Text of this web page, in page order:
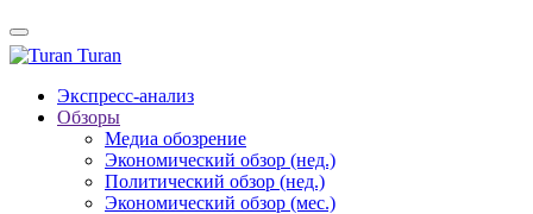
Turan
Экспресс-анализ
Обзоры
Медиа обозрение
Экономический обзор (нед.)
Политический обзор (нед.)
Экономический обзор (мес.)